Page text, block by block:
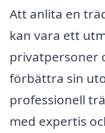
Att anlita en
kan vara ett
privatpersoner
förbättra sin
professionell
med expertis